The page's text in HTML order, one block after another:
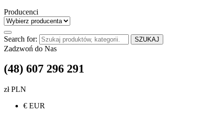
Producenci
Search for: SZUKAJ
Zadzwoń do Nas
(48) 607 296 291
zł PLN
€ EUR